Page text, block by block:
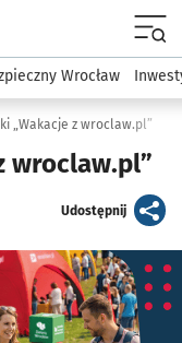
Dla mieszkańca
Wrocław
„Wakacje z wroclaw.pl”
wroclaw.pl”
Udostępnijartykuł